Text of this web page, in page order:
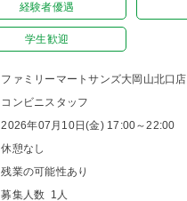
経験者優遇
学生歓迎
ファミリーマートサンズ大岡山北口店
コンビニスタッフ
2026年07月10日(金) 17:00～22:00
休憩なし
残業の可能性あり
募集人数 1人